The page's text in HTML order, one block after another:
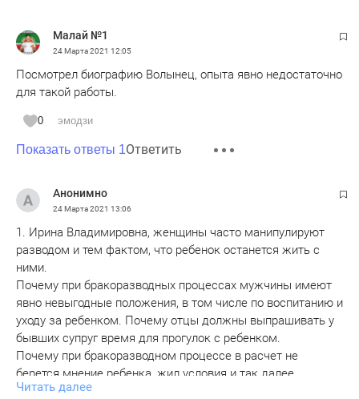
Малай №1
24 Марта 2021 12:05
Посмотрел биографию Волынец, опыта явно недостаточно
для такой работы.
0 эмодзи
Показать ответы 1Ответить
Анонимно
24 Марта 2021 13:06
1. Ирина Владимировна, женщины часто манипулируют
разводом и тем фактом, что ребенок останется жить с
ними.
Почему при бракоразводных процессах мужчины имеют
явно невыгодные положения, в том числе по воспитанию и
уходу за ребенком. Почему отцы должны выпрашивать у
бывших супруг время для прогулок с ребенком.
Почему при бракоразводном процессе в расчет не
берется мнение ребенка, жил.условия и так далее.
2. Ирина Владимировна как Вы прорабатываете вопрос
Читать далее